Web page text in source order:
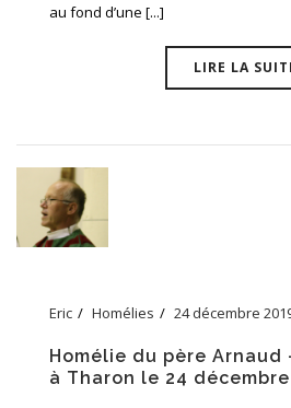
au fond d’une [...]
LIRE LA
Eric Homélies 24 décembre
Homélie du père Arnaud
à Tharon le 24 décembre